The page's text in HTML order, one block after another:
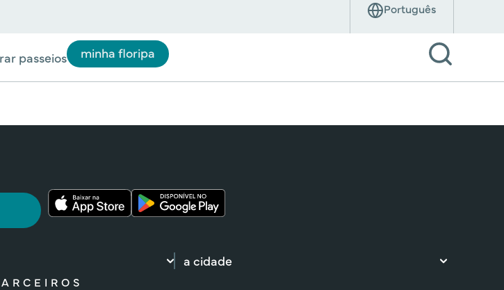
passeios minha floripa
a cidade